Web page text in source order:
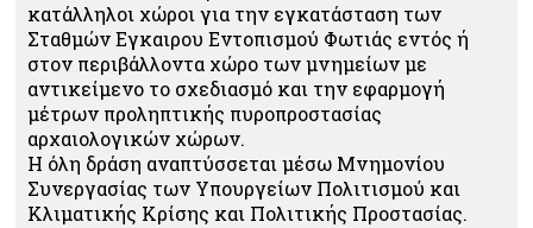
κατάλληλοι χώροι για την εγκατάσταση των
Σταθμών Εγκαιρου Εντοπισμού Φωτιάς εντός ή
στον περιβάλλοντα χώρο των μνημείων με
αντικείμενο το σχεδιασμό και την εφαρμογή
μέτρων προληπτικής πυροπροστασίας
αρχαιολογικών χώρων.
Η όλη δράση αναπτύσσεται μέσω Μνημονίου
Συνεργασίας των Υπουργείων Πολιτισμού και
Κλιματικής Κρίσης και Πολιτικής Προστασίας.